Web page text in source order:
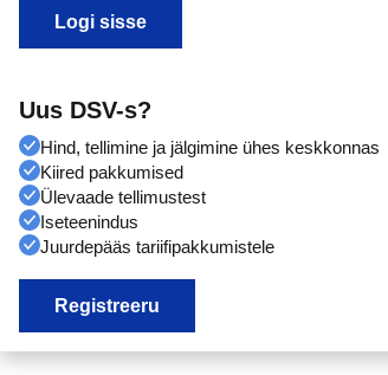
Logi sisse
Uus DSV-s?
Hind, tellimine ja jälgimine ühes keskkonnas
Kiired pakkumised
Ülevaade tellimustest
Iseteenindus
Juurdepääs tariifipakkumistele
Registreeru